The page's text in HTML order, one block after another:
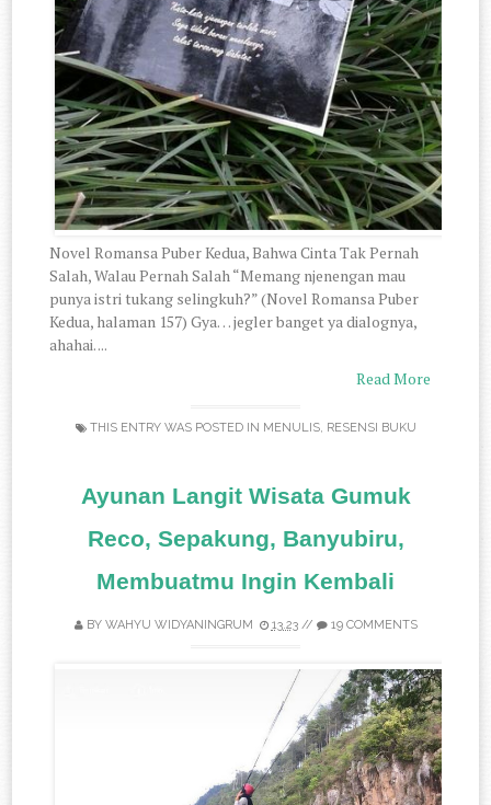
Novel Romansa Puber Kedua, Bahwa Cinta Tak Pernah
Salah, Walau Pernah Salah “Memang njenengan mau
punya istri tukang selingkuh?” (Novel Romansa Puber
Kedua, halaman 157) Gya… jegler banget ya dialognya,
ahahai. ...
Read More
THIS ENTRY WAS POSTED IN MENULIS, RESENSI BUKU
Ayunan Langit Wisata Gumuk
Reco, Sepakung, Banyubiru,
Membuatmu Ingin Kembali
BY WAHYU WIDYANINGRUM 13.23// 19 COMMENTS